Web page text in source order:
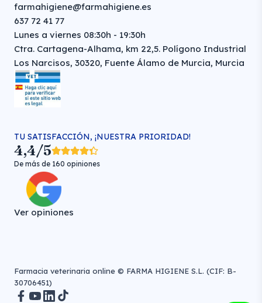
farmahigiene@farmahigiene.es
637 72 41 77
Lunes a viernes 08:30h - 19:30h
Ctra. Cartagena-Alhama, km 22,5. Polígono Industrial
Los Narcisos, 30320, Fuente Álamo de Murcia, Murcia
TU SATISFACCIÓN, ¡NUESTRA PRIORIDAD!
4,4/5
De más de 160 opiniones
Ver opiniones
Farmacia veterinaria online © FARMA HIGIENE S.L. (CIF: B-
30706451)